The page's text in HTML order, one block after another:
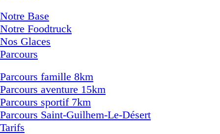
Notre Base
Notre Foodtruck
Nos Glaces
Parcours
Parcours famille 8km
Parcours aventure 15km
Parcours sportif 7km
Parcours Saint-Guilhem-Le-Désert
Tarifs